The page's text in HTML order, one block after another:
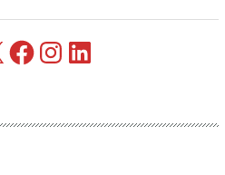
FacebookInstagramLinkedIn